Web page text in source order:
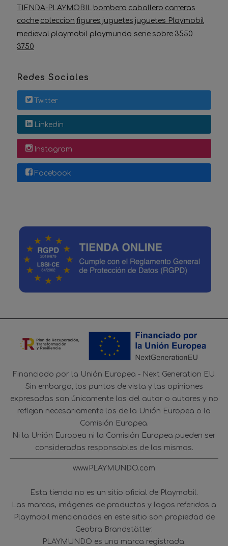
TIENDA-PLAYMOBIL bombero caballero carreras
coche coleccion figures juguetes juguetes Playmobil
medieval playmobil playmundo serie sobre 3550
3750
Redes Sociales
Twitter
Linkedin
Instagram
Facebook
Financiado por la Unión Europea - Next Generation EU.
Sin embargo, los puntos de vista y las opiniones
expresadas son únicamente los del autor o autores y no
reflejan necesariamente los de la Unión Europea o la
Comisión Europea.
Ni la Unión Europea ni la Comisión Europea pueden ser
consideradas responsables de las mismas.
www.PLAYMUNDO.com
Esta tienda no es un sitio oficial de Playmobil.
Las marcas, imágenes de productos y logos referidos a
Playmobil mencionadas en este sitio son propiedad de
Geobra Brandstätter.
PLAYMUNDO es una marca registrada.